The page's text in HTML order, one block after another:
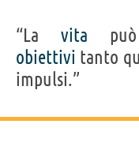
“Lavita
obiettivi tanto
impulsi.”